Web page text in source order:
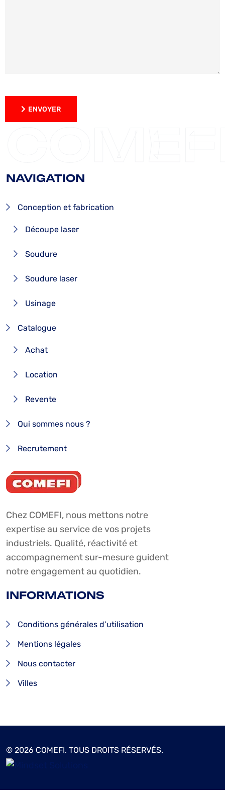
ENVOYER
NAVIGATION
Conception et fabrication
Découpe laser
Soudure
Soudure laser
Usinage
Catalogue
Achat
Location
Revente
Qui sommes nous ?
Recrutement
Chez COMEFI, nous mettons notre
expertise au service de vos projets
industriels. Qualité, réactivité et
accompagnement sur-mesure guident
notre engagement au quotidien.
INFORMATIONS
Conditions générales d’utilisation
Mentions légales
Nous contacter
Villes
© 2026 COMEFI. TOUS DROITS RÉSERVÉS.